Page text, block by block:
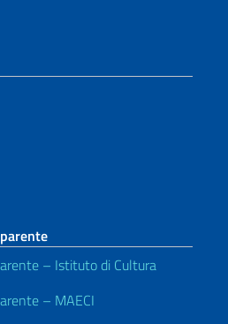
– Istituto di Cultura
– MAECI